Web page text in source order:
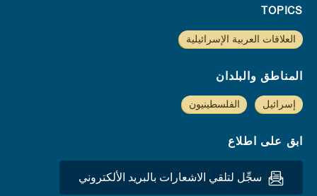
TOPICS
العلاقات العربية الإسرائيلية
المناطق والبلدان
إسرائيل الفلسطينيون
ابق على اطلاع
سجِّل لتلقي الاشعارات بالبريد الألكتروني